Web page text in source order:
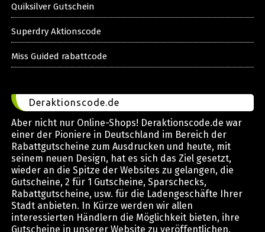
Quiksilver Gutschein
Superdry Aktionscode
Miss Guided rabattcode
Deraktionscode.de
Aber nicht nur Online-Shops! Deraktionscode.de war
einer der Pioniere in Deutschland im Bereich der
Rabattgutscheine zum Ausdrucken und heute, mit
seinem neuen Design, hat es sich das Ziel gesetzt,
wieder an die Spitze der Websites zu gelangen, die
Gutscheine, 2 für 1 Gutscheine, Sparschecks,
Rabattgutscheine, usw. für die Ladengeschäfte Ihrer
Stadt anbieten. In Kürze werden wir allen
interessierten Händlern die Möglichkeit bieten, ihre
Gutscheine in unserer Website zu veröffentlichen,